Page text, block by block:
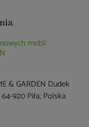
mebli
& GARDEN Dudek
920 Piła, Polska